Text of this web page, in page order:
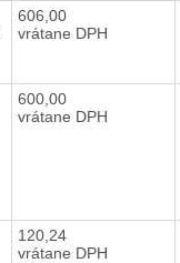
606,00
vrátane DPH
600,00
vrátane DPH
120,24
vrátane DPH